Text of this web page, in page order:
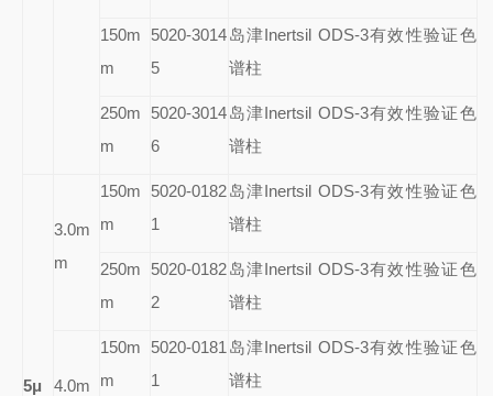
150m
m
5020-3014
5
岛津Inertsil ODS-3有效性验证色
谱柱
250m
m
5020-3014
6
岛津Inertsil ODS-3有效性验证色
谱柱
5μ
3.0m
m
150m
m
5020-0182
1
岛津Inertsil ODS-3有效性验证色
谱柱
250m
m
5020-0182
2
岛津Inertsil ODS-3有效性验证色
谱柱
4.0m
150m
m
5020-0181
1
岛津Inertsil ODS-3有效性验证色
谱柱